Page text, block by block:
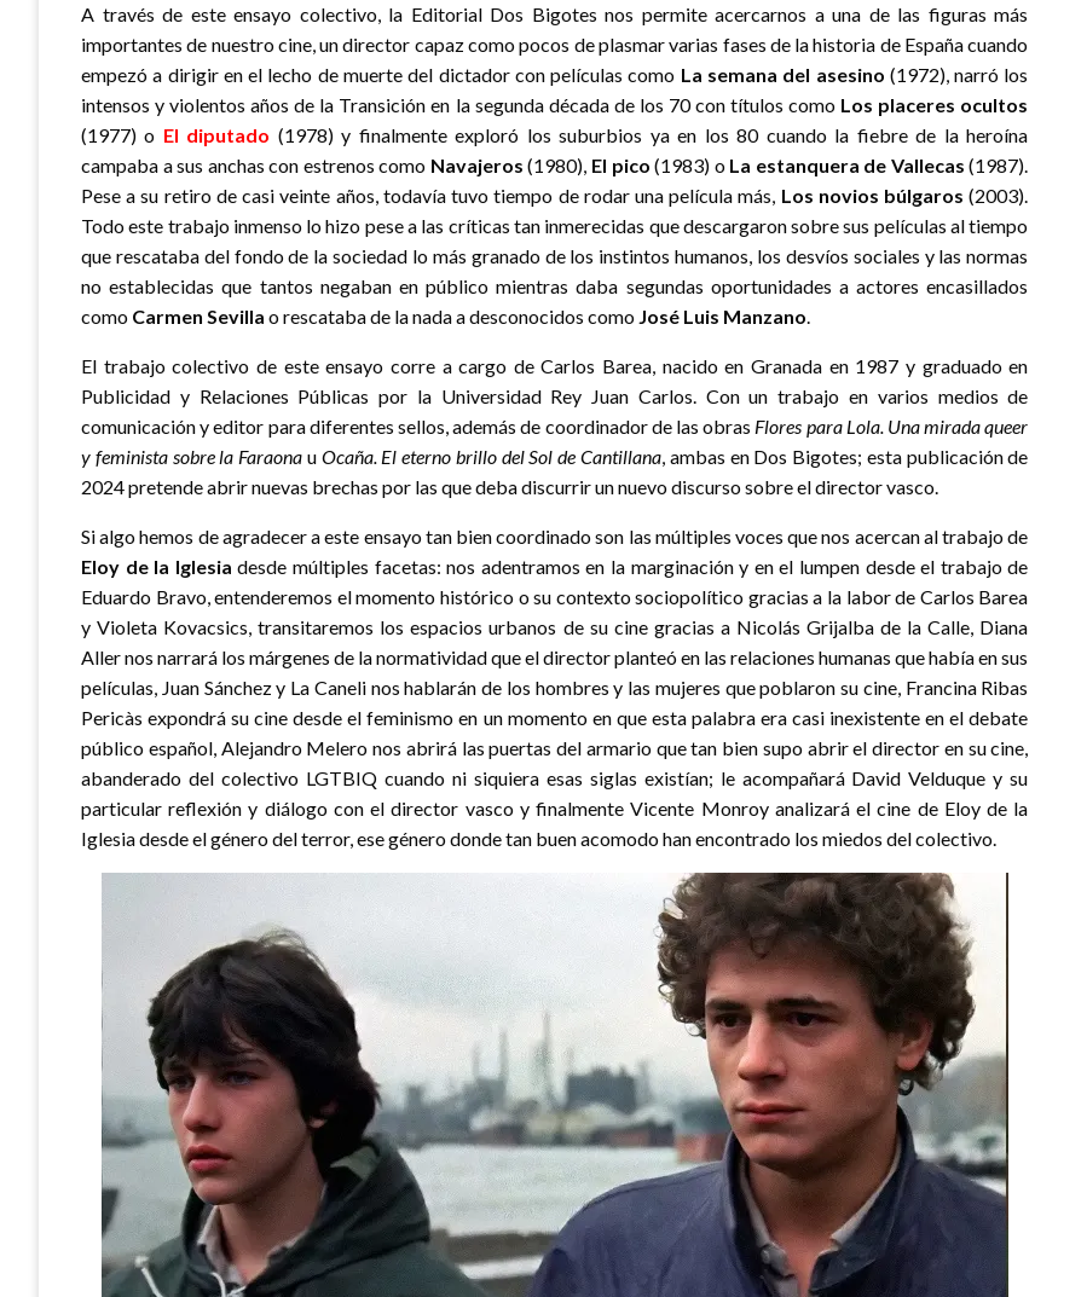
A través de este ensayo colectivo, la Editorial Dos Bigotes nos permite acercarnos a una de las figuras más
importantes de nuestro cine, un director capaz como pocos de plasmar varias fases de la historia de España cuando
empezó a dirigir en el lecho de muerte del dictador con películas como La semana del asesino (1972), narró los
intensos y violentos años de la Transición en la segunda década de los 70 con títulos como Los placeres ocultos
(1977) o El diputado (1978) y finalmente exploró los suburbios ya en los 80 cuando la fiebre de la heroína
campaba a sus anchas con estrenos como Navajeros (1980), El pico (1983) o La estanquera de Vallecas (1987).
Pese a su retiro de casi veinte años, todavía tuvo tiempo de rodar una película más, Los novios búlgaros (2003).
Todo este trabajo inmenso lo hizo pese a las críticas tan inmerecidas que descargaron sobre sus películas al tiempo
que rescataba del fondo de la sociedad lo más granado de los instintos humanos, los desvíos sociales y las normas
no establecidas que tantos negaban en público mientras daba segundas oportunidades a actores encasillados
como Carmen Sevilla o rescataba de la nada a desconocidos como José Luis Manzano.
El trabajo colectivo de este ensayo corre a cargo de Carlos Barea, nacido en Granada en 1987 y graduado en
Publicidad y Relaciones Públicas por la Universidad Rey Juan Carlos. Con un trabajo en varios medios de
comunicación y editor para diferentes sellos, además de coordinador de las obras Flores para Lola. Una mirada queer
y feminista sobre la Faraona u Ocaña. El eterno brillo del Sol de Cantillana, ambas en Dos Bigotes; esta publicación de
2024 pretende abrir nuevas brechas por las que deba discurrir un nuevo discurso sobre el director vasco.
Si algo hemos de agradecer a este ensayo tan bien coordinado son las múltiples voces que nos acercan al trabajo de
Eloy de la Iglesia desde múltiples facetas: nos adentramos en la marginación y en el lumpen desde el trabajo de
Eduardo Bravo, entenderemos el momento histórico o su contexto sociopolítico gracias a la labor de Carlos Barea
y Violeta Kovacsics, transitaremos los espacios urbanos de su cine gracias a Nicolás Grijalba de la Calle, Diana
Aller nos narrará los márgenes de la normatividad que el director planteó en las relaciones humanas que había en sus
películas, Juan Sánchez y La Caneli nos hablarán de los hombres y las mujeres que poblaron su cine, Francina Ribas
Pericàs expondrá su cine desde el feminismo en un momento en que esta palabra era casi inexistente en el debate
público español, Alejandro Melero nos abrirá las puertas del armario que tan bien supo abrir el director en su cine,
abanderado del colectivo LGTBIQ cuando ni siquiera esas siglas existían; le acompañará David Velduque y su
particular reflexión y diálogo con el director vasco y finalmente Vicente Monroy analizará el cine de Eloy de la
Iglesia desde el género del terror, ese género donde tan buen acomodo han encontrado los miedos del colectivo.